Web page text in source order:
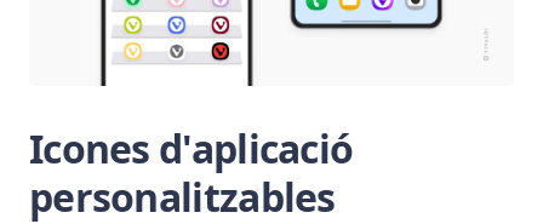
Icones d'aplicació
personalitzables